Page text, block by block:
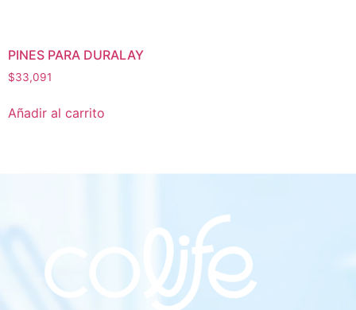
PINES PARA DURALAY
$33,091
Añadir al carrito